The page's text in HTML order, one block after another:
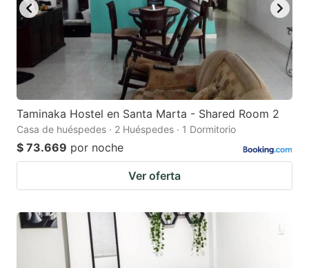
Taminaka Hostel en Santa Marta - Shared Room 2
Casa de huéspedes · 2 Huéspedes · 1 Dormitorio
$ 73.669 por noche
Ver oferta